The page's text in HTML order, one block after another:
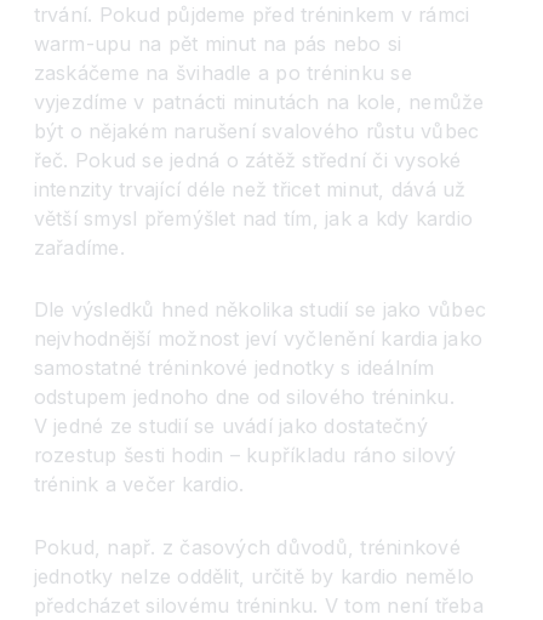
trvání. Pokud půjdeme před tréninkem v rámci
warm-upu na pět minut na pás nebo si
zaskáčeme na švihadle a po tréninku se
vyjezdíme v patnácti minutách na kole, nemůže
být o nějakém narušení svalového růstu vůbec
řeč. Pokud se jedná o zátěž střední či vysoké
intenzity trvající déle než třicet minut, dává už
větší smysl přemýšlet nad tím, jak a kdy kardio
zařadíme.
Dle výsledků hned několika studií se jako vůbec
nejvhodnější možnost jeví vyčlenění kardia jako
samostatné tréninkové jednotky s ideálním
odstupem jednoho dne od silového tréninku.
V jedné ze studií se uvádí jako dostatečný
rozestup šesti hodin – kupříkladu ráno silový
trénink a večer kardio.
Pokud, např. z časových důvodů, tréninkové
jednotky nelze oddělit, určitě by kardio nemělo
předcházet silovému tréninku. V tom není třeba